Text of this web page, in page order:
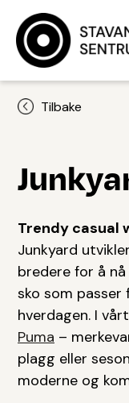
Tilbake
Trendy casual
Junkyard
bredere for å
sko som
hverdagen. I
Puma –
plagg eller
moderne og